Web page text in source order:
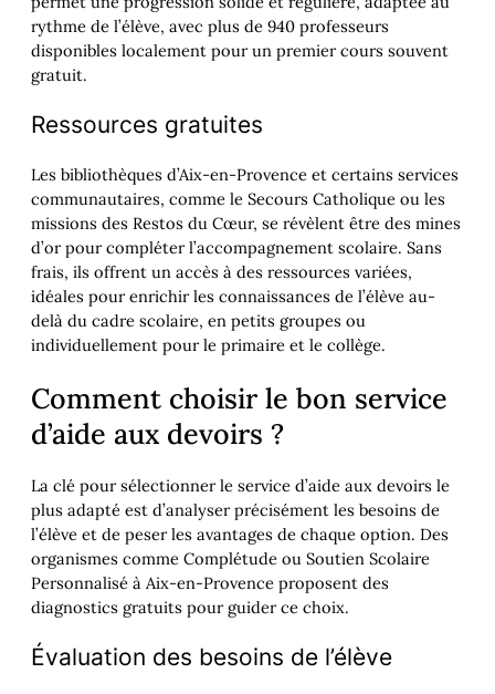
rythme de l’élève, avec plus de 940 professeurs
disponibles localement pour un premier cours souvent
gratuit.
Ressources gratuites
Les bibliothèques d’Aix-en-Provence et certains services
communautaires, comme le Secours Catholique ou les
missions des Restos du Cœur, se révèlent être des mines
d’or pour compléter l’accompagnement scolaire. Sans
frais, ils offrent un accès à des ressources variées,
idéales pour enrichir les connaissances de l’élève au-
delà du cadre scolaire, en petits groupes ou
individuellement pour le primaire et le collège.
Comment choisir le bon service
d’aide aux devoirs ?
La clé pour sélectionner le service d’aide aux devoirs le
plus adapté est d’analyser précisément les besoins de
l’élève et de peser les avantages de chaque option. Des
organismes comme Complétude ou Soutien Scolaire
Personnalisé à Aix-en-Provence proposent des
diagnostics gratuits pour guider ce choix.
Évaluation des besoins de l’élève